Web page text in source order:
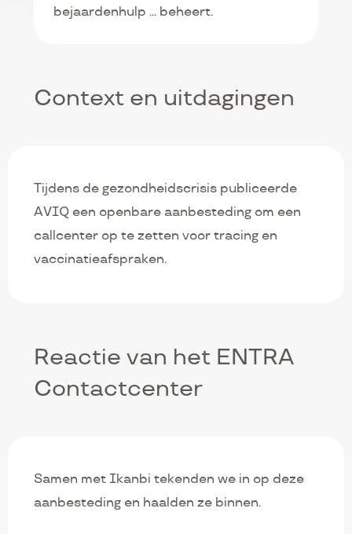
bejaardenhulp ... beheert.
Context en uitdagingen
Tijdens de gezondheidscrisis publiceerde
AVIQ een openbare aanbesteding om een
callcenter op te zetten voor tracing en
vaccinatieafspraken.
Reactie van het ENTRA
Contactcenter
Samen met Ikanbi tekenden we in op deze
aanbesteding en haalden ze binnen.